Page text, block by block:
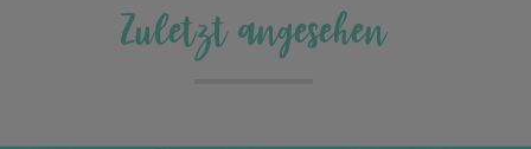
Zuletzt angesehen